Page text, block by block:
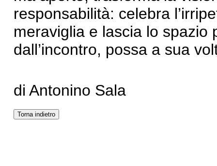
responsabilità: celebra
meraviglia e lascia lo spazio
dall’incontro, possa a sua
di Antonino Sala